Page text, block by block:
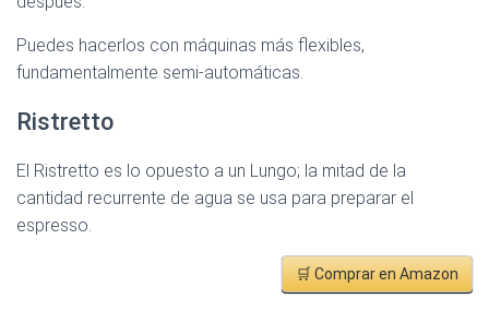
Puedes hacerlos con máquinas más flexibles,
fundamentalmente semi-automáticas.
Ristretto
El Ristretto es lo opuesto a un Lungo; la mitad de la
cantidad recurrente de agua se usa para preparar el
espresso.
🛒 Comprar en Amazon